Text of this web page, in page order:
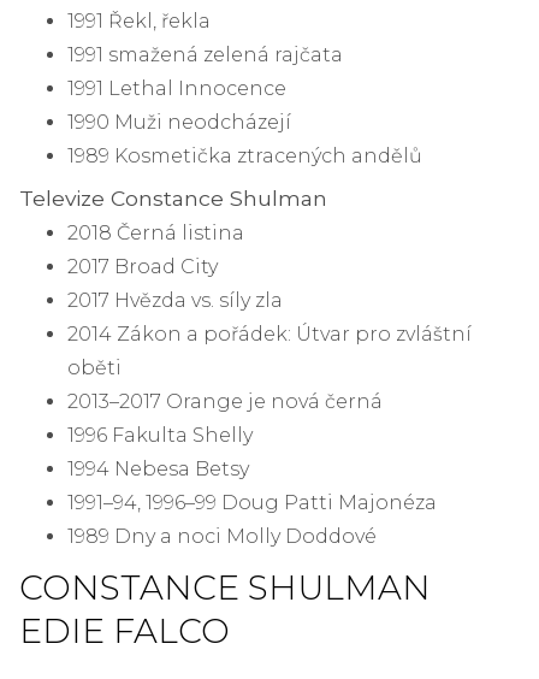
1991 Řekl, řekla
1991 smažená zelená rajčata
1991 Lethal Innocence
1990 Muži neodcházejí
1989 Kosmetička ztracených andělů
Televize Constance Shulman
2018 Černá listina
2017 Broad City
2017 Hvězda vs. síly zla
2014 Zákon a pořádek: Útvar pro zvláštní
oběti
2013–2017 Orange je nová černá
1996 Fakulta Shelly
1994 Nebesa Betsy
1991–94, 1996–99 Doug Patti Majonéza
1989 Dny a noci Molly Doddové
CONSTANCE SHULMAN
EDIE FALCO